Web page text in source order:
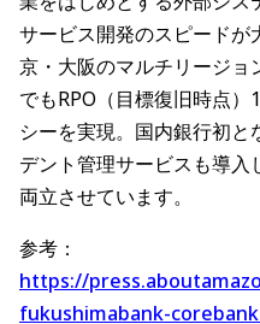
サービス開発のスピードが
京・大阪のマルチリージ
でもRPO（目標復旧時点
シーを実現。国内銀行初
デント管理サービスも導
両立させています。
参考：
https://
fukushimabank-